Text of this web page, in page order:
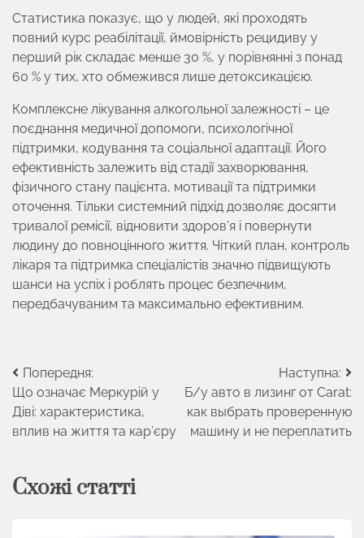
Статистика показує, що у людей, які проходять
повний курс реабілітації, ймовірність рецидиву у
перший рік складає менше 30 %, у порівнянні з понад
60 % у тих, хто обмежився лише детоксикацією.
Комплексне лікування алкогольної залежності – це
поєднання медичної допомоги, психологічної
підтримки, кодування та соціальної адаптації. Його
ефективність залежить від стадії захворювання,
фізичного стану пацієнта, мотивації та підтримки
оточення. Тільки системний підхід дозволяє досягти
тривалої ремісії, відновити здоров’я і повернути
людину до повноцінного життя. Чіткий план, контроль
лікаря та підтримка спеціалістів значно підвищують
шанси на успіх і роблять процес безпечним,
передбачуваним та максимально ефективним.
Навігація
записів
Попередня:
Що означає Меркурій у
Діві: характеристика,
вплив на життя та кар’єру
Наступна:
Б/у авто в лизинг от Carat:
как выбрать проверенную
машину и не переплатить
Схожі статті